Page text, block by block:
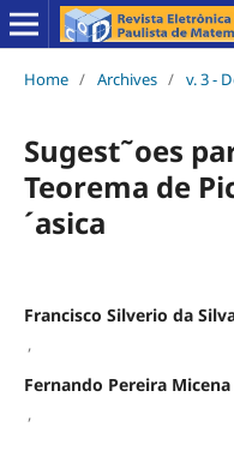
Home / Archives / v. 3 -
Sugest˜oes
Teorema de
´asica
Francisco Silverio da
,
Fernando Pereira Micena
,